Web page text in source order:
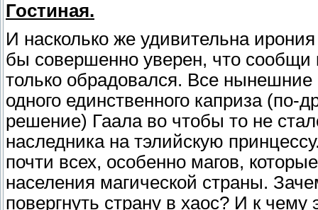
Гостиная.
И насколько же удивительна
бы совершенно уверен, что сообщи
только обрадовался. Все
одного единственного каприза (по-
решение) Гаала во чтобы то не
наследника на тэлийскую
почти всех, особенно магов,
населения магической страны.
повергнуть страну в хаос? И к